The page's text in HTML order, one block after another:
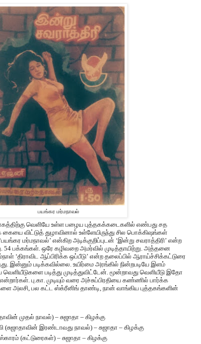
பயங்கர மர்மநாவல்
வெளியே உள்ள பழைய புத்தகக்கடைகளில் எண்பது சத
விட்டுத் துழாவினால் உள்ளேயிருந்து சில பொக்கிஷங்கள்
மர்மநாவல்’ என்கிற அடிக்குறிப்புடன் ‘இன்று சவராத்திரி’ என்ற
54 பக்கங்கள். ஒரே கழிவறை அமர்வில் முடித்தாயிற்று. அத்தனை
‘திராவிட ஆப்பிரிக்க ஒப்பீடு’ என்ற தலைப்பில் ஆராய்ச்சிக்கட்டுரை
இன்னும் படிக்கவில்லை. உயிர்மை அரங்கில் நின்றபடியே இளம்
வெளியீடுகளை படித்து முடித்துவிட்டேன். மூன்றாவது வெளியீடு இதோ
பு.கா. முடியும் வரை அச்சுப்பிரதியை கண்ணில் பார்க்க
அலசி, பல கட்ட ஸ்க்ரீனிங் தாண்டி, நான் வாங்கிய புத்தகங்களின்
முதல் நாவல்) – சுஜாதா – கிழக்கு
இரண்டாவது நாவல்) – சுஜாதா – கிழக்கு
(கட்டுரைகள்) – சுஜாதா – கிழக்கு